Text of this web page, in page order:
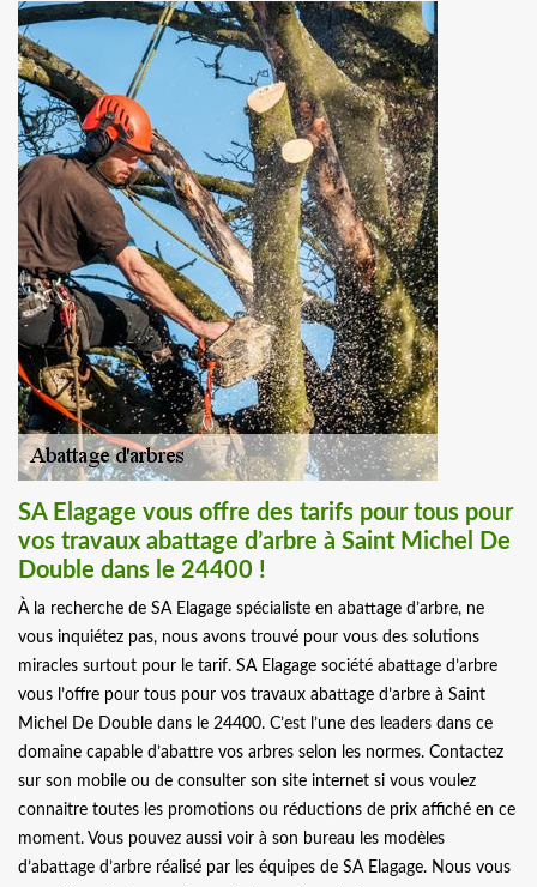
SA Elagage vous offre des tarifs pour tous pour
vos travaux abattage d’arbre à Saint Michel De
Double dans le 24400 !
À la recherche de SA Elagage spécialiste en abattage d’arbre, ne
vous inquiétez pas, nous avons trouvé pour vous des solutions
miracles surtout pour le tarif. SA Elagage société abattage d’arbre
vous l’offre pour tous pour vos travaux abattage d’arbre à Saint
Michel De Double dans le 24400. C’est l’une des leaders dans ce
domaine capable d’abattre vos arbres selon les normes. Contactez
sur son mobile ou de consulter son site internet si vous voulez
connaitre toutes les promotions ou réductions de prix affiché en ce
moment. Vous pouvez aussi voir à son bureau les modèles
d’abattage d’arbre réalisé par les équipes de SA Elagage. Nous vous